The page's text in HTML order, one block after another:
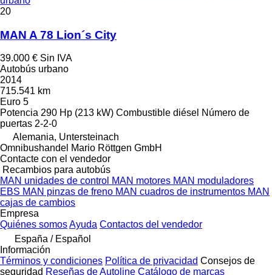
20
MAN A 78 Lion´s City
39.000 € Sin IVA
Autobús urbano
2014
715.541 km
Euro 5
Potencia 290 Hp (213 kW) Combustible diésel Número de
puertas 2-2-0
Alemania, Untersteinach
Omnibushandel Mario Röttgen GmbH
Contacte con el vendedor
Recambios para autobús
MAN unidades de control MAN motores MAN moduladores
EBS MAN pinzas de freno MAN cuadros de instrumentos MAN
cajas de cambios
Empresa
Quiénes somosAyuda Contactos del vendedor
España / Español
Información
Términos y condiciones Política de privacidad Consejos de
seguridad Reseñas de Autoline Catálogo de marcas